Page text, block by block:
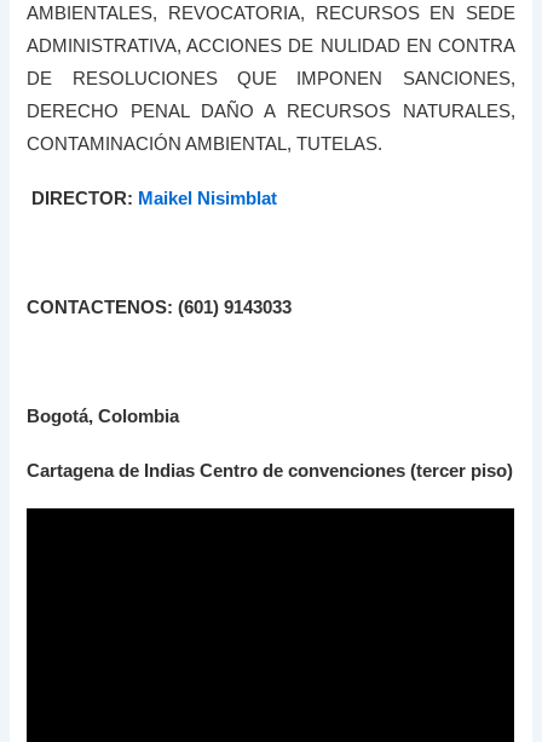
AMBIENTALES, REVOCATORIA, RECURSOS EN SEDE
ADMINISTRATIVA, ACCIONES DE NULIDAD EN CONTRA
DE RESOLUCIONES QUE IMPONEN SANCIONES,
DERECHO PENAL DAÑO A RECURSOS NATURALES,
CONTAMINACIÓN AMBIENTAL, TUTELAS.
DIRECTOR: Maikel Nisimblat
CONTACTENOS: (601) 9143033
Bogotá, Colombia
Cartagena de Indias Centro de convenciones (tercer piso)